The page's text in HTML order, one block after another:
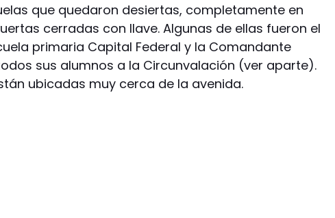
que quedaron desiertas, completamente en
cerradas con llave. Algunas de ellas fueron el
primaria Capital Federal y la Comandante
sus alumnos a la Circunvalación (ver aparte).
ubicadas muy cerca de la avenida.